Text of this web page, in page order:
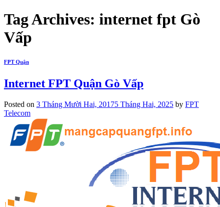
Tag Archives: internet fpt Gò
Vấp
FPT Quận
Internet FPT Quận Gò Vấp
Posted on 3 Tháng Mười Hai, 20175 Tháng Hai, 2025 by FPT
Telecom